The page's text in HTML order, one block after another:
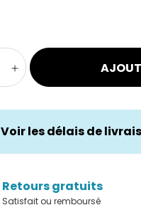
Voir les délais de
Retours gratuits
Satisfait ou remboursé